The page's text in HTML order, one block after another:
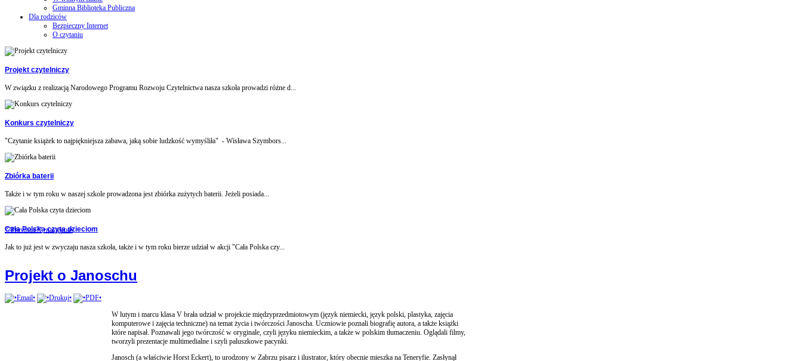
Gminna Biblioteka Publiczna
Dla rodziców
Bezpieczny Internet
O czytaniu
Projekt czytelniczy
W związku z realizacją Narodowego Programu Rozwoju Czytelnictwa nasza szkoła prowadzi różne d...
Konkurs czytelniczy
"Czytanie książek to najpiękniejsza zabawa, jaką sobie ludzkość wymyśliła" - Wisława Szymbors...
Zbiórka baterii
Także i w tym roku w naszej szkole prowadzona jest zbiórka zużytych baterii. Jeżeli posiada...
Cała Polska czyta dzieciom
Jak to już jest w zwyczaju nasza szkoła, także i w tym roku bierze udział w akcji "Cała Polska czy...
??Previous?? •następna•
Projekt o Janoschu
W lutym i marcu klasa V brała udział w projekcie międzyprzedmiotowym (język niemiecki, język polski, plastyka, zajęcia
komputerowe i zajęcia techniczne) na temat życia i twórczości Janoscha. Uczniowie poznali biografię autora, a także książki
które napisał. Poznawali jego twórczość w oryginale, czyli języku niemieckim, a także w polskim tłumaczeniu. Oglądali filmy,
tworzyli prezentacje multimedialne i szyli paluszkowe pacynki.
Janosch (a właściwie Horst Eckert), to urodzony w Zabrzu pisarz i ilustrator, który obecnie mieszka na Teneryfie. Zasłynął